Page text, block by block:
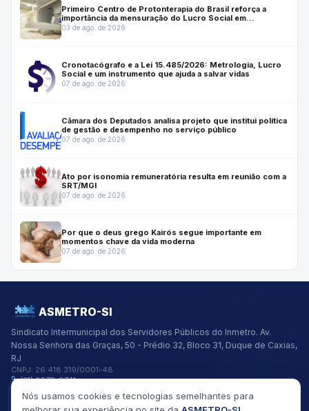
Primeiro Centro de Protonterapia do Brasil reforça a
importância da mensuração do Lucro Social em
investimentos estratégicos para a saúde
03 de ago. de 2026
Cronotacógrafo e a Lei 15.485/2026: Metrologia, Lucro
Social e um instrumento que ajuda a salvar vidas
07 de ago. de 2026
Câmara dos Deputados analisa projeto que institui política
de gestão e desempenho no serviço público
07 de ago. de 2026
Ato por isonomia remuneratória resulta em reunião com a
SRT/MGI
07 de ago. de 2026
Por que o deus grego Kairós segue importante em
momentos chave da vida moderna
07 de ago. de 2026
ASMETRO-SI
Sindicato Intermunicipal dos Servidores Públicos do Inmetro. Av.
Nossa Senhora das Graças, 50 - Prédio 32, Bloco 31, Duque de Caxias,
RJ
CNPJ: 26.418.319/0001-48
(21) 2679-9741
asmetro@asmetro.org.br
Links Rápidos
Nós usamos cookies e tecnologias semelhantes para